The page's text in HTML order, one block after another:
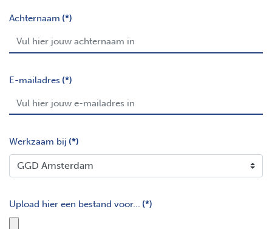
Achternaam (*)
E-mailadres (*)
Werkzaam bij (*)
Upload hier een bestand voor... (*)